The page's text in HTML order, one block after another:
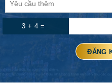
3 + 4 =